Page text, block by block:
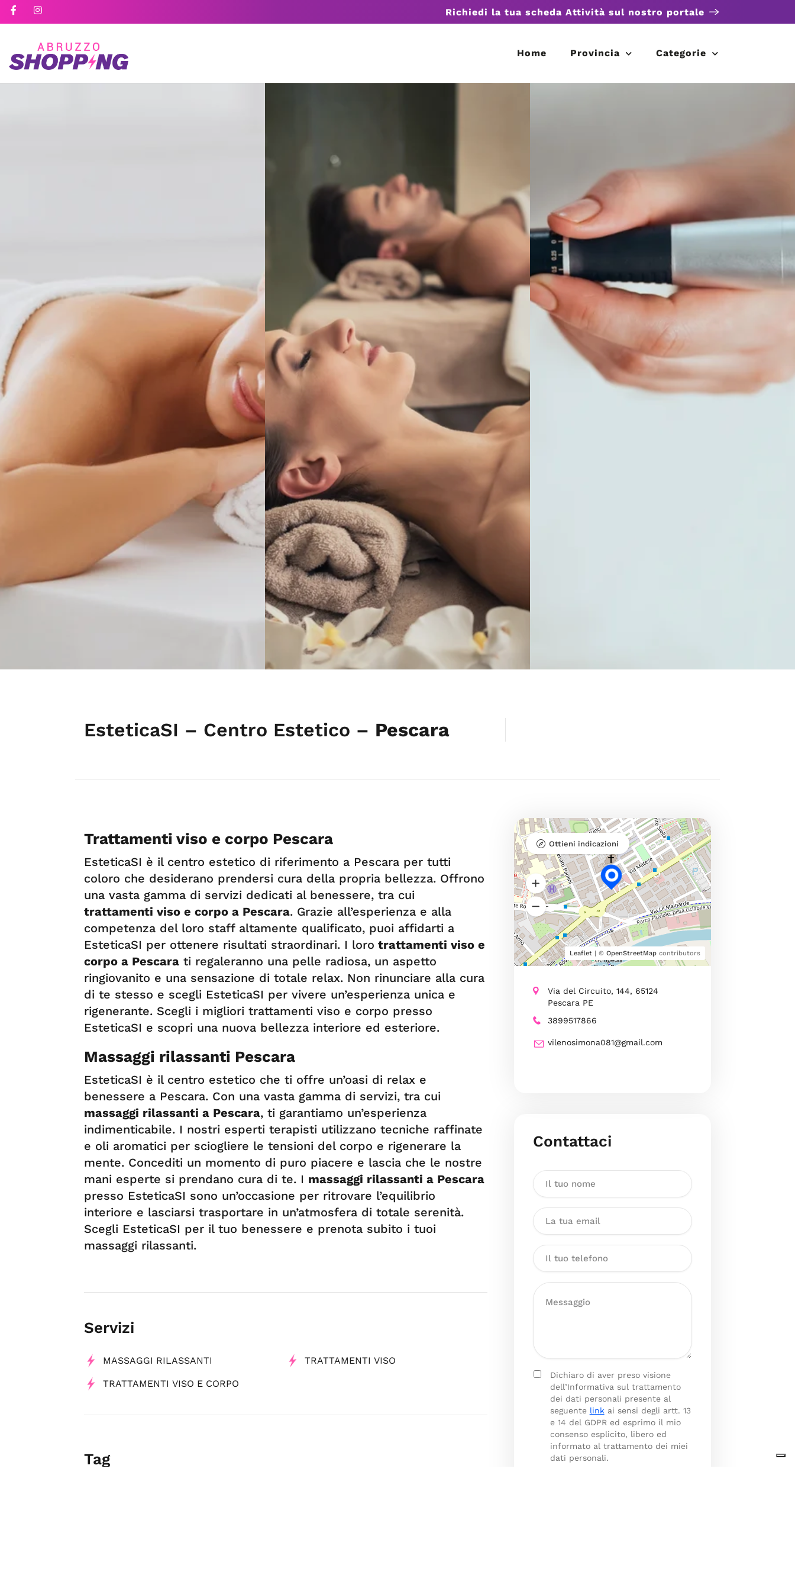
Richiedi la tua scheda Attività sul nostro portale
Home Provincia Categorie
EsteticaSI – Centro Estetico – Pescara
Trattamenti viso e corpo Pescara
EsteticaSI è il centro estetico di riferimento a Pescara per tutti
coloro che desiderano prendersi cura della propria bellezza. Offrono
una vasta gamma di servizi dedicati al benessere, tra cui
trattamenti viso e corpo a Pescara. Grazie all’esperienza e alla
competenza del loro staff altamente qualificato, puoi affidarti a
EsteticaSI per ottenere risultati straordinari. I loro trattamenti viso e
corpo a Pescara ti regaleranno una pelle radiosa, un aspetto
ringiovanito e una sensazione di totale relax. Non rinunciare alla cura
di te stesso e scegli EsteticaSI per vivere un’esperienza unica e
rigenerante. Scegli i migliori trattamenti viso e corpo presso
EsteticaSI e scopri una nuova bellezza interiore ed esteriore.
Massaggi rilassanti Pescara
EsteticaSI è il centro estetico che ti offre un’oasi di relax e
benessere a Pescara. Con una vasta gamma di servizi, tra cui
massaggi rilassanti a Pescara, ti garantiamo un’esperienza
indimenticabile. I nostri esperti terapisti utilizzano tecniche raffinate
e oli aromatici per sciogliere le tensioni del corpo e rigenerare la
mente. Concediti un momento di puro piacere e lascia che le nostre
mani esperte si prendano cura di te. I massaggi rilassanti a Pescara
presso EsteticaSI sono un’occasione per ritrovare l’equilibrio
interiore e lasciarsi trasportare in un’atmosfera di totale serenità.
Scegli EsteticaSI per il tuo benessere e prenota subito i tuoi
massaggi rilassanti.
Servizi
MASSAGGI RILASSANTI TRATTAMENTI VISO
TRATTAMENTI VISO E CORPO
Tag
Leaflet| © OpenStreetMapcontributors
Ottieni indicazioni
Via del Circuito, 144, 65124
Pescara PE
3899517866
vilenosimona081@gmail.com
Contattaci
Dichiaro di aver preso visione
dell’Informativa sul trattamento
dei dati personali presente al
seguente linkai sensi degli artt. 13
e 14 del GDPR ed esprimo il mio
consenso esplicito, libero ed
informato al trattamento dei miei
dati personali.